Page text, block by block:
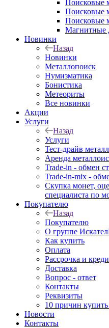
Поисковые
Поисковые
Поисковые
Магнитные
Новинки
Назад
Новинки
Металлопоиск
Нумизматика
Бонистика
Метеориты
Все новинки
Акции
Услуги
Назад
Услуги
Тест-драйв
Аренда
Trade-in - обмен
Trade-in-mix -
Скупка монет,
специалиста по
Покупателю
Назад
Покупателю
О группе
Как купить
Оплата
Рассрочка и
Доставка
Вопрос - ответ
Контакты
Реквизиты
10 причин купить
Новости
Контакты